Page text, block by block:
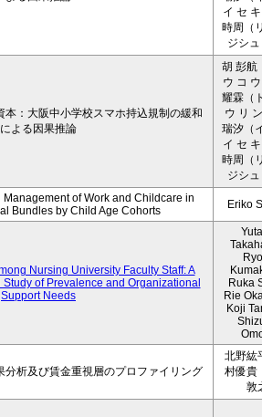
イ セ
時周（
ジシ
本：大阪中小学校スマホ持込規制の緩和
による因果推論
胡 彭航
ウ コ
耀霖（
ウ リ
瑞汐（
イ セ
時周（
ジシ
of Work and Childcare in
Bundles by Child Age Cohorts
Eriko
Nursing University Faculty Staff: A
of Prevalence and Organizational
Support Needs
Ruka
Rie
Koji
分析及び賃金重視層のプロファイリング
北野紘
村優貴
敦